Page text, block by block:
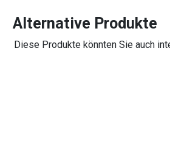
Alternative Produkte
Diese Produkte könnten Sie auch